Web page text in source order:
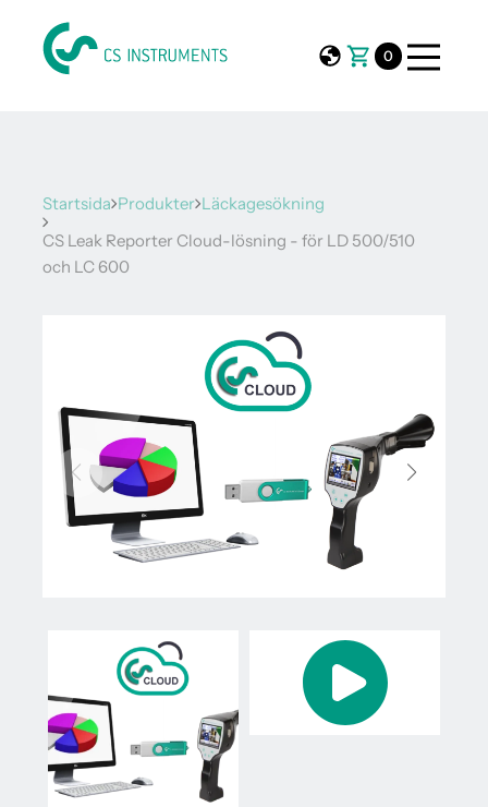
0
Startsida Produkter Läckagesökning
CS Leak Reporter Cloud-lösning - för LD 500/510
och LC 600